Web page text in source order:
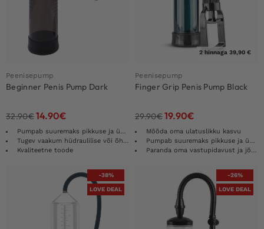
Peenisepump
Beginner Penis Pump Dark
32.90€14.90€
Pumpab suuremaks pikkuse ja ümbermõõdu
Tugev vaakum hüdraulilise või õhurõhuga
Kvaliteetne toode
2 hinnaga 39,90 €
Peenisepump
Finger Grip Penis Pump Black
29.90€19.90€
Mõõda oma ulatuslikku kasvu
Pumpab suuremaks pikkuse ja ümbermõõdu
Paranda oma vastupidavust ja jõudlust
-38%
LOVE DEAL
-26%
LOVE DEAL